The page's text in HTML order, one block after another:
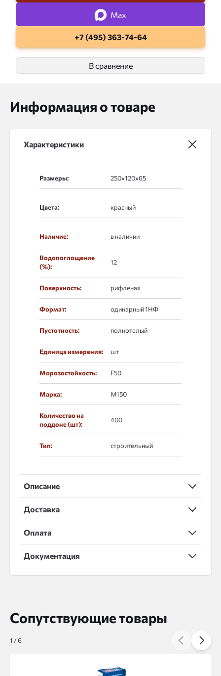
Max
+7 (495) 363-74-64
В сравнение
Информация о товаре
Характеристики
Размеры:
Цвета:
Наличие: в наличии
Водопоглощение
(%):
12
Поверхность: рифленая
Формат: одинарный 1НФ
Пустотность: полнотелый
Единица измерения: шт
Морозостойкость: F50
Марка: М150
Количество на
поддоне (шт):
400
Тип: строительный
Описание
Доставка
Оплата
Документация
Сопутствующие товары
1 /6